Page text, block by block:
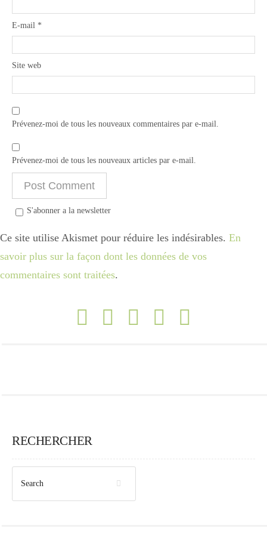
E-mail *
Site web
Prévenez-moi de tous les nouveaux commentaires par e-mail.
Prévenez-moi de tous les nouveaux articles par e-mail.
S'abonner a la newsletter
Ce site utilise Akismet pour réduire les indésirables. En
savoir plus sur la façon dont les données de vos
commentaires sont traitées.
RECHERCHER